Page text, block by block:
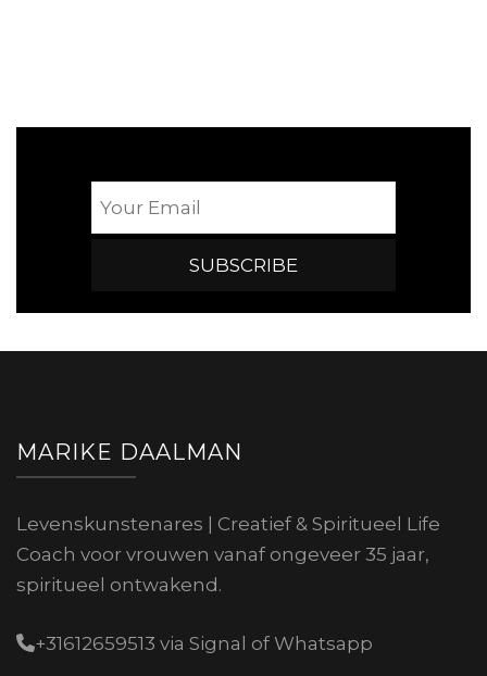
MARIKE DAALMAN
Levenskunstenares | Creatief & Spiritueel Life
Coach voor vrouwen vanaf ongeveer 35 jaar,
spiritueel ontwakend.
+31612659513 via Signal of Whatsapp